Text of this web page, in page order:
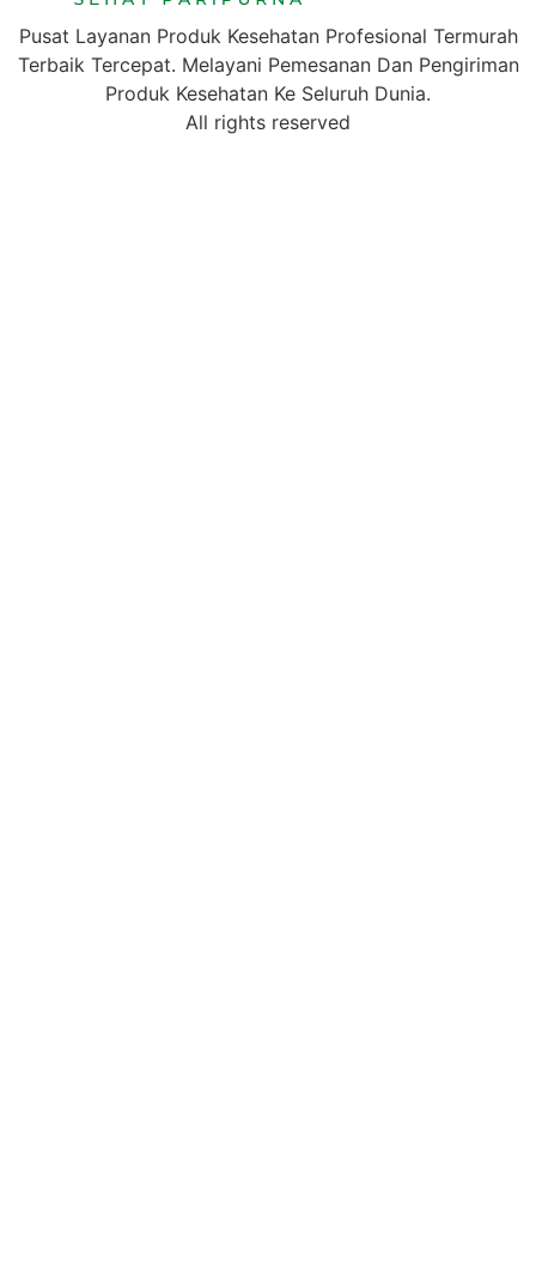
Pusat Layanan Produk Kesehatan Profesional Termurah
Terbaik Tercepat. Melayani Pemesanan Dan Pengiriman
Produk Kesehatan Ke Seluruh Dunia.
All rights reserved